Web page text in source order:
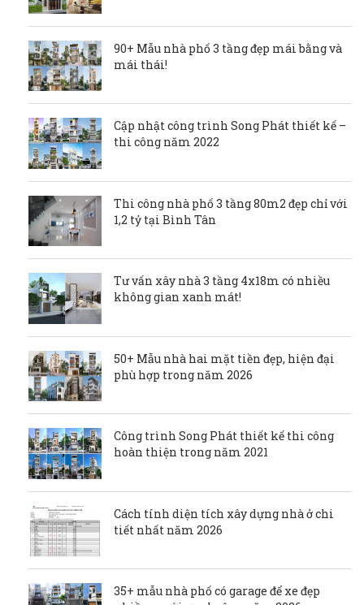
90+ Mẫu nhà phố 3 tầng đẹp mái bằng và
mái thái!
Cập nhật công trình Song Phát thiết kế –
thi công năm 2022
Thi công nhà phố 3 tầng 80m2 đẹp chỉ với
1,2 tỷ tại Bình Tân
Tư vấn xây nhà 3 tầng 4x18m có nhiều
không gian xanh mát!
50+ Mẫu nhà hai mặt tiền đẹp, hiện đại
phù hợp trong năm 2026
Công trình Song Phát thiết kế thi công
hoàn thiện trong năm 2021
Cách tính diện tích xây dựng nhà ở chi
tiết nhất năm 2026
35+ mẫu nhà phố có garage để xe đẹp